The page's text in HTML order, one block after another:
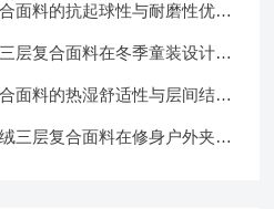
面料的抗起球性与耐磨性优化
层复合面料在冬季童装设计中
面料的热湿舒适性与层间结合
三层复合面料在修身户外夹克